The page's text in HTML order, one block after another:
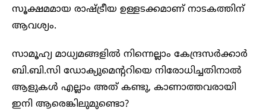
സൂക്ഷമമായ രാഷ്ട്രീയ ഉള്ളടക്കമാണ് നാടകത്തിന്
ആവശ്യം.
സാമൂഹ്യ മാധ്യമങ്ങളിൽ നിന്നെല്ലാം കേന്ദ്രസർക്കാർ
ബി.ബി.സി ഡോക്യുമെന്ററിയെ നിരോധിച്ചതിനാൽ
ആളുകൾ എല്ലാം അത് കണ്ടു, കാണാത്തവരായി
ഇനി ആരെങ്കിലുമുണ്ടൊ?